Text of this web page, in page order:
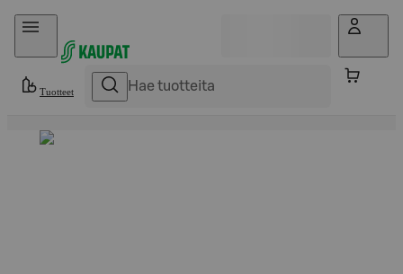
Hyppää sisältöön
Tuotteet